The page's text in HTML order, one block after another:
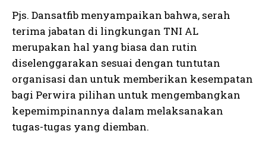
Pjs. Dansatfib menyampaikan bahwa, serah
terima jabatan di lingkungan TNI AL
merupakan hal yang biasa dan rutin
diselenggarakan sesuai dengan tuntutan
organisasi dan untuk memberikan kesempatan
bagi Perwira pilihan untuk mengembangkan
kepemimpinannya dalam melaksanakan
tugas-tugas yang diemban.